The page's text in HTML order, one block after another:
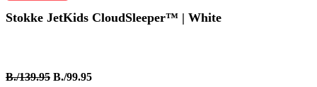
Stokke JetKids CloudSleeper™ | White
B./139.95 B./99.95